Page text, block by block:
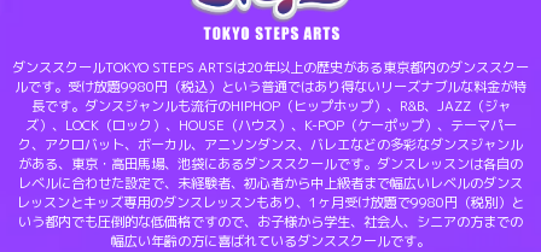
ダンススクールTOKYO STEPS ARTSは20年以上の歴史がある東京都内のダンススクー
ルです。受け放題9980円（税込）という普通ではあり得ないリーズナブルな料金が特
長です。ダンスジャンルも流行のHIPHOP（ヒップホップ）、R&B、JAZZ（ジャ
ズ）、LOCK（ロック）、HOUSE（ハウス）、K-POP（ケーポップ）、テーマパー
ク、アクロバット、ボーカル、アニソンダンス、バレエなどの多彩なダンスジャンル
がある、東京・高田馬場、池袋にあるダンススクールです。ダンスレッスンは各自の
レベルに合わせた設定で、未経験者、初心者から中上級者まで幅広いレベルのダンス
レッスンとキッズ専用のダンスレッスンもあり、1ヶ月受け放題で9980円（税別）と
いう都内でも圧倒的な低価格ですので、お子様から学生、社会人、シニアの方までの
幅広い年齢の方に喜ばれているダンススクールです。